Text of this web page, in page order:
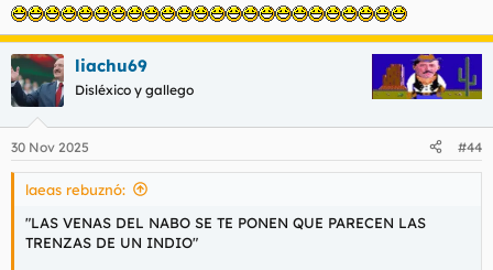
liachu69
Disléxico y gallego
30 Nov 2025 #44
laeas rebuznó:
"LAS VENAS DEL NABO SE TE PONEN QUE PARECEN LAS
TRENZAS DE UN INDIO"